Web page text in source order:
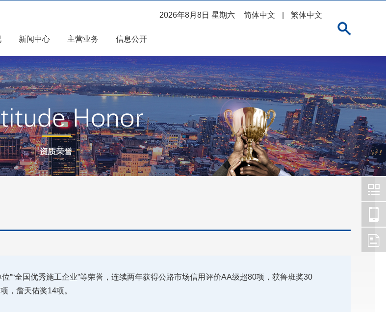
2026年8月8日 星期六 简体中文 繁体中文
新闻中心 主营业务 信息公开
”“全国优秀施工企业”等荣誉，连续两年获得公路市场信用评价AA级超80项，获鲁班奖30
，詹天佑奖14项。